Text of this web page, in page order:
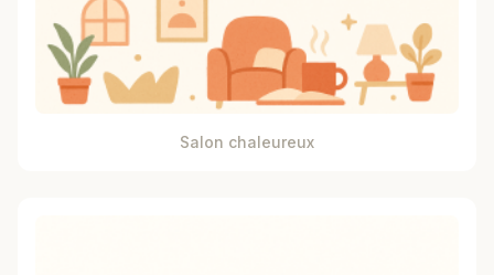
Salon chaleureux